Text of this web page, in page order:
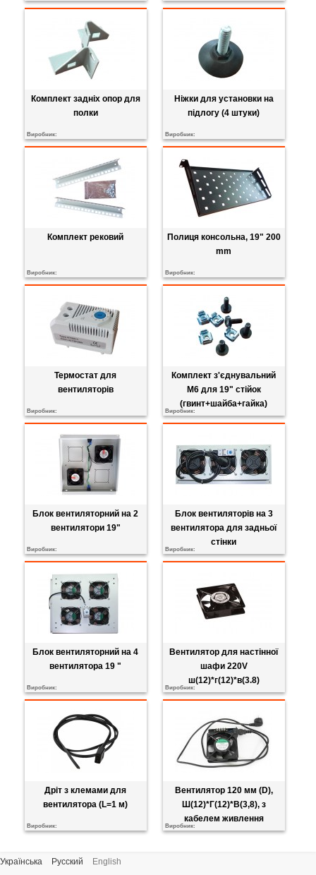
Комплект задніх опор для
полки
Виробник:
Ніжки для установки на
підлогу (4 штуки)
Виробник:
Комплект рековий
Виробник:
Полиця консольна, 19" 200
mm
Виробник:
Термостат для
вентиляторів
Виробник:
Комплект з'єднувальний
М6 для 19" стійок
(гвинт+шайба+гайка)
Виробник:
Блок вентиляторний на 2
вентилятори 19"
Виробник:
Блок вентиляторів на 3
вентилятора для задньої
стінки
Виробник:
Блок вентиляторний на 4
вентилятора 19 "
Виробник:
Вентилятор для настінної
шафи 220V
ш(12)*г(12)*в(3.8)
Виробник:
Дріт з клемами для
вентилятора (L=1 м)
Виробник:
Вентилятор 120 мм (D),
Ш(12)*Г(12)*В(3,8), з
кабелем живлення
Виробник:
Українська Русский
English